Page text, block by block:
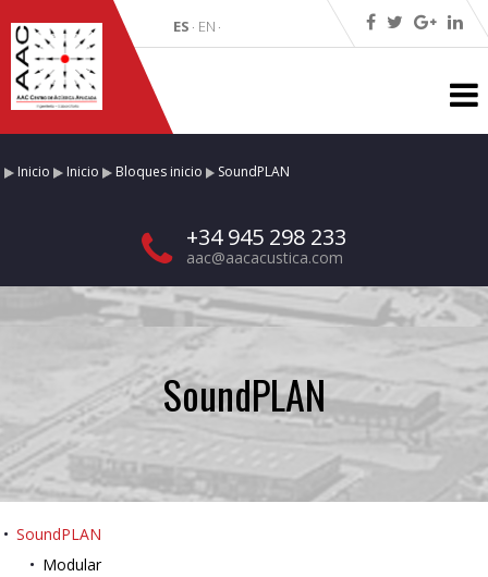
ES · EN ·
Inicio Inicio Bloques inicio SoundPLAN
+34 945 298 233
aac@aacacustica.com
SoundPLAN
SoundPLAN
Modular